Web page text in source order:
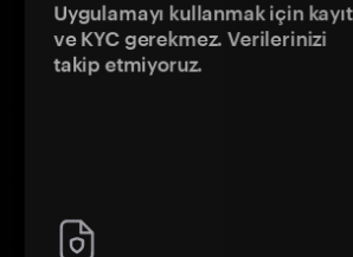
Uygulamayı kullanmak için kayıt
ve KYC gerekmez. Verilerinizi
takip etmiyoruz.